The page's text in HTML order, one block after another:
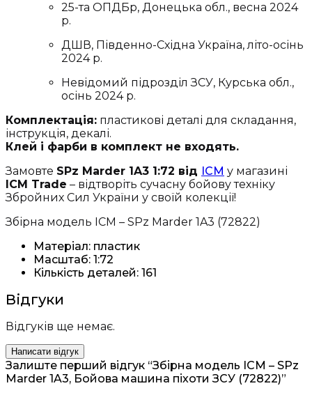
25-та ОПДБр, Донецька обл., весна 2024
р.
ДШВ, Південно-Східна Україна, літо-осінь
2024 р.
Невідомий підрозділ ЗСУ, Курська обл.,
осінь 2024 р.
Комплектація: пластикові деталі для складання,
інструкція, декалі.
Клей і фарби в комплект не входять.
Замовте SPz Marder 1A3 1:72 від ICM у магазині
ICM Trade – відтворіть сучасну бойову техніку
Збройних Сил України у своїй колекції!
Збірна модель ICM – SPz Marder 1A3 (72822)
Матеріал: пластик
Масштаб: 1:72
Кількість деталей: 161
Відгуки
Відгуків ще немає.
Написати відгук
Залиште перший відгук “Збірна модель ICM – SPz
Marder 1A3, Бойова машина піхоти ЗСУ (72822)”